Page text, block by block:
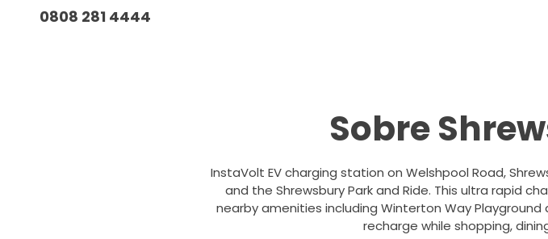
0808 281 4444
Sobre
InstaVolt EV charging station on Welshpool Road,
and the Shrewsbury Park and Ride. This ultra rapid
nearby amenities including Winterton Way
recharge while shopping,